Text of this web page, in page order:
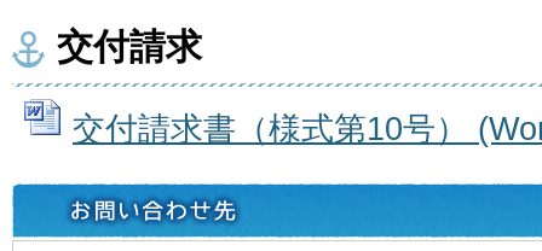
交付請求
交付請求書（様式第10号）